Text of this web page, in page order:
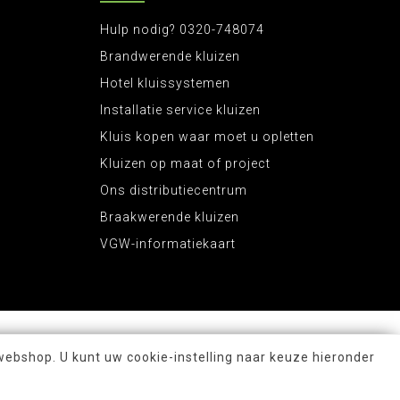
nodig voor een wapenkluis. Echter dient
nog zwaardere certificeren zoals de
met een noodsleutel. Deze dient dan veilig
Tresor
Gun 5 of Gun 5 cargo
de kluis doen)
Hulp nodig? 0320-748074
Brandwerende kluizen
Hotel kluissystemen
Installatie service kluizen
Kluis kopen waar moet u opletten
Kluizen op maat of project
Ons distributiecentrum
Braakwerende kluizen
VGW-informatiekaart
U kunt uw cookie-instelling naar keuze hieronder